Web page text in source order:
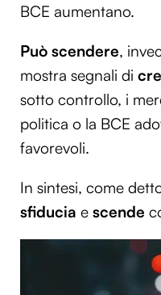
BCE aumentano.
Può scendere,
mostra segnali di
sotto controllo, i
politica o la BCE
favorevoli.
In sintesi, come
sfiducia e scende